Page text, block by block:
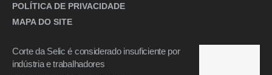
POLÍTICA DE PRIVACIDADE
MAPA DO SITE
Corte da Selic é considerado insuficiente por
indústria e trabalhadores